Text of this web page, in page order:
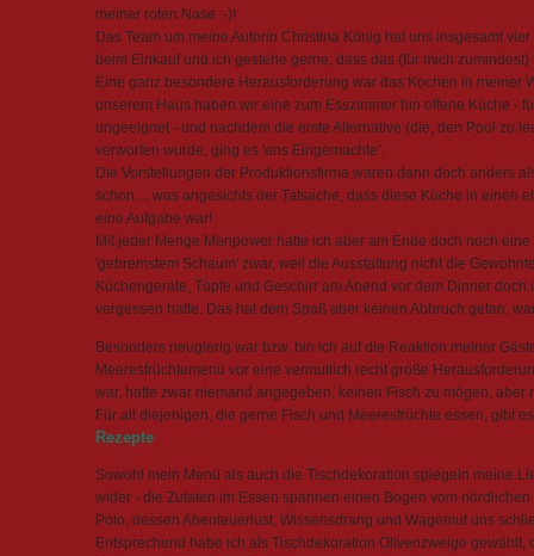
meiner roten Nase :-)!
Das Team um meine Autorin Christina König hat uns insgesamt
beim Einkauf und ich gestehe gerne, dass das (für mich
Eine ganz besondere Herausforderung war das Kochen in meiner
unserem Haus haben wir eine zum Esszimmer hin offene Küche -
ungeeignet - und nachdem die erste Alternative (die, den Pool zu
verworfen wurde, ging es 'ans Eingemachte'.
Die Vorstellungen der Produktionsfirma waren dann doch anders
schon..., was angesichts der Tatsache, dass diese Küche in einen
eine Aufgabe war!
Mit jeder Menge Menpower hatte ich aber am Ende doch noch
'gebremstem Schaum' zwar, weil die Ausstattung nicht die
Küchengeräte, Töpfe und Geschirr am Abend vor dem Dinner
vergessen hatte. Das hat dem Spaß aber keinen Abbruch getan,
Besonders neugierig war bzw. bin ich auf die Reaktion meiner
Meeresfrüchtemenü vor eine vermutlich recht große
war, hatte zwar niemand angegeben, keinen Fisch zu mögen, aber
Für all diejenigen, die gerne Fisch und Meeresfrüchte essen, gibt
Rezepte
Sowohl mein Menü als auch die Tischdekoration spiegeln meine
wider - die Zutaten im Essen spannen einen Bogen vom
Polo, dessen Abenteuerlust, Wissensdrang und Wagemut uns
Entsprechend habe ich als Tischdekoration Olivenzweige